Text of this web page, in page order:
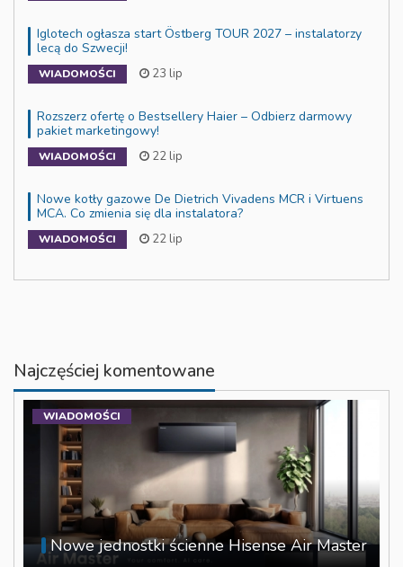
Iglotech ogłasza start Östberg TOUR 2027 – instalatorzy
lecą do Szwecji!
WIADOMOŚCI 23 lip
Rozszerz ofertę o Bestsellery Haier – Odbierz darmowy
pakiet marketingowy!
WIADOMOŚCI 22 lip
Nowe kotły gazowe De Dietrich Vivadens MCR i Virtuens
MCA. Co zmienia się dla instalatora?
WIADOMOŚCI 22 lip
Najczęściej komentowane
Nowe jednostki ścienne Hisense Air Master
WIADOMOŚCI